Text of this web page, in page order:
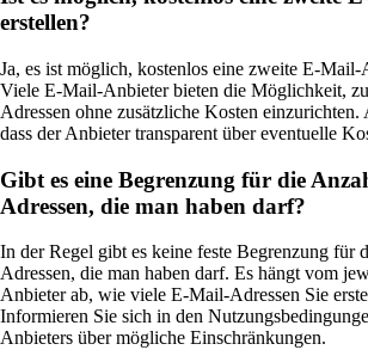
erstellen?
Ja, es ist möglich, kostenlos eine zweite E-Mail-
Viele E-Mail-Anbieter bieten die Möglichkeit,
Adressen ohne zusätzliche Kosten einzurichten.
dass der Anbieter transparent über eventuelle
Gibt es eine Begrenzung für die
Adressen, die man haben darf?
In der Regel gibt es keine feste Begrenzung für
Adressen, die man haben darf. Es hängt vom
Anbieter ab, wie viele E-Mail-Adressen Sie
Informieren Sie sich in den
Anbieters über mögliche Einschränkungen.